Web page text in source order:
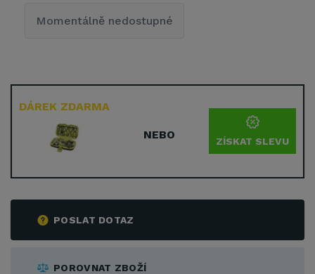
POSLAT DOTAZ
POROVNAT ZBOŽÍ
DÁREK ZDARMA
NEBO ZÍSKAT SLEVU
Momentálně nedostupné